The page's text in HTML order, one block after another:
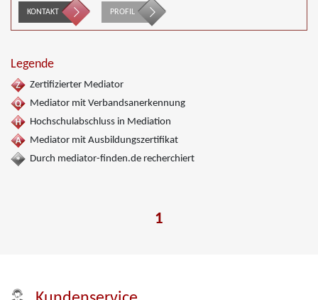
KONTAKT PROFIL
Legende
Zertifizierter Mediator
Mediator mit Verbandsanerkennung
Hochschulabschluss in Mediation
Mediator mit Ausbildungszertifikat
Durch mediator-finden.de recherchiert
1